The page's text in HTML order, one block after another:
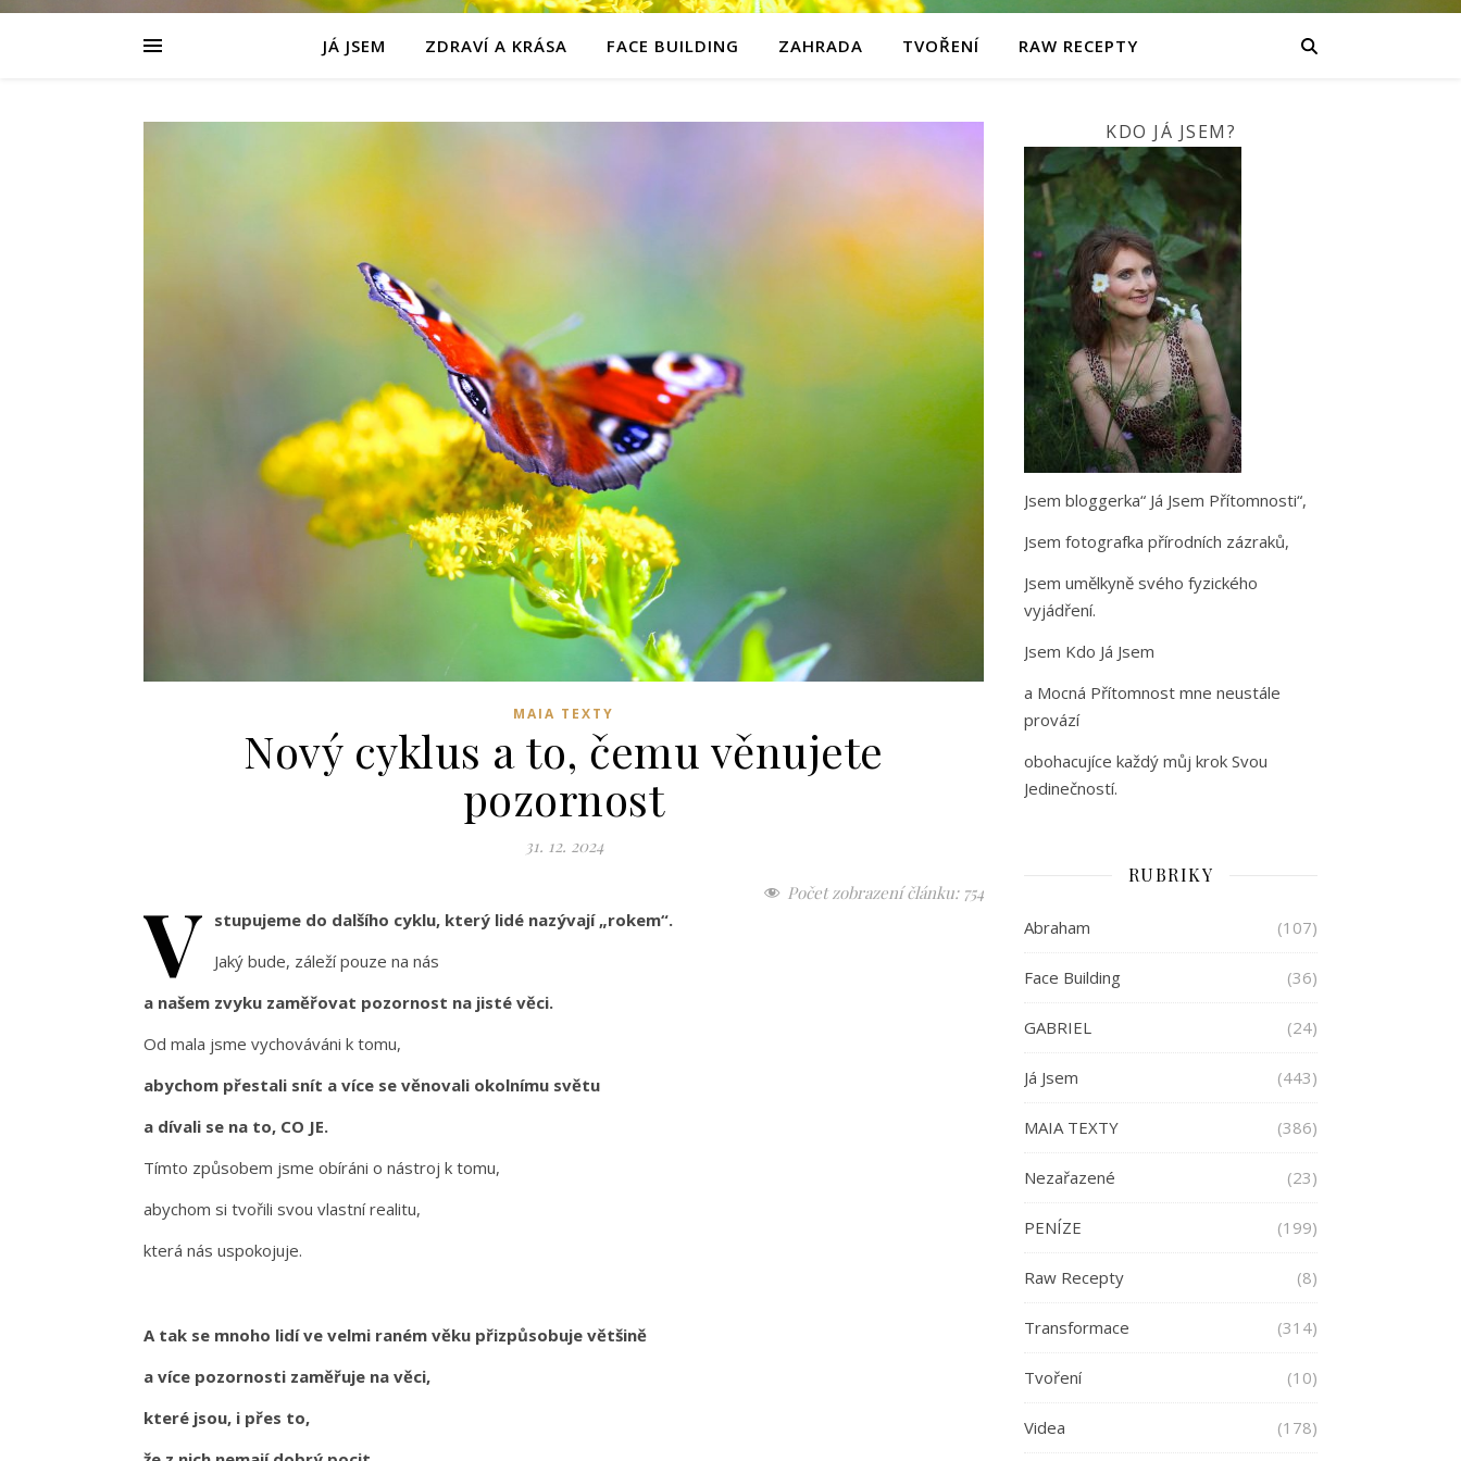
JÁ JSEM ZDRAVÍ A KRÁSA FACE BUILDING ZAHRADA TVOŘENÍ RAW RECEPTY
MAIA TEXTY
Nový cyklus a to, čemu věnujete
pozornost
31. 12. 2024
Počet zobrazení článku: 754
V
stupujeme do dalšího cyklu, který lidé nazývají „rokem“.
Jaký bude, záleží pouze na nás
a našem zvyku zaměřovat pozornost na jisté věci.
Od mala jsme vychováváni k tomu,
abychom přestali snít a více se věnovali okolnímu světu
a dívali se na to, CO JE.
Tímto způsobem jsme obíráni o nástroj k tomu,
abychom si tvořili svou vlastní realitu,
která nás uspokojuje.
A tak se mnoho lidí ve velmi raném věku přizpůsobuje většině
a více pozornosti zaměřuje na věci,
které jsou, i přes to,
KDO JÁ JSEM?
Jsem bloggerka“ Já Jsem Přítomnosti“,
Jsem fotografka přírodních zázraků,
Jsem umělkyně svého fyzického
vyjádření.
Jsem Kdo Já Jsem
a Mocná Přítomnost mne neustále
provází
obohacujíce každý můj krok Svou
Jedinečností.
RUBRIKY
Abraham (107)
Face Building (36)
GABRIEL (24)
Já Jsem (443)
MAIA TEXTY (386)
Nezařazené (23)
PENÍZE (199)
Raw Recepty (8)
Transformace (314)
Tvoření (10)
Videa (178)